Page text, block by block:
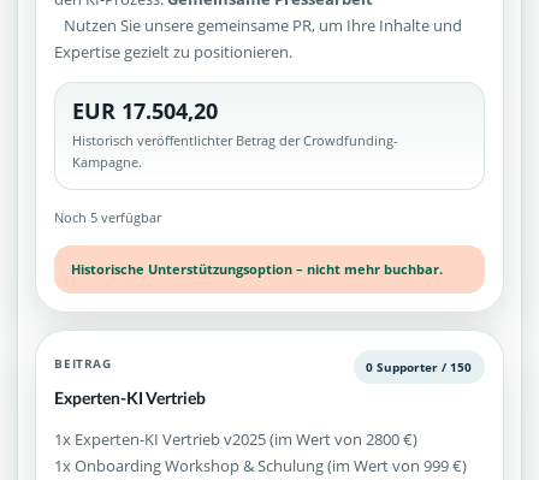
Nutzen Sie unsere gemeinsame PR, um Ihre Inhalte und
Expertise gezielt zu positionieren.
EUR 17.504,20
Historisch veröffentlichter Betrag der Crowdfunding-
Kampagne.
Noch 5 verfügbar
Historische Unterstützungsoption – nicht mehr buchbar.
BEITRAG
Experten-KI Vertrieb
0 Supporter / 150
1x Experten-KI Vertrieb v2025 (im Wert von 2800 €)
1x Onboarding Workshop & Schulung (im Wert von 999 €)